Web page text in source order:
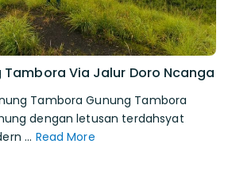
Tambora Via Jalur Doro Ncanga
Tambora Gunung Tambora
dengan letusan terdahsyat
... Read More